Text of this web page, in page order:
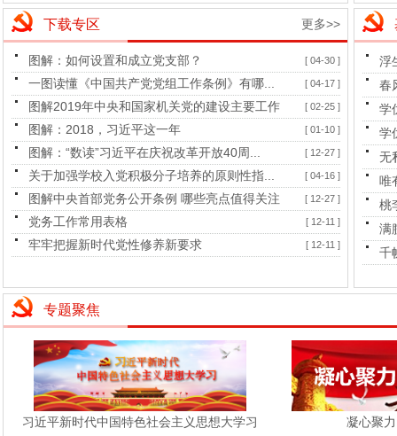
下载专区 更多>>
[ 04-30 ]
图解：如何设置和成立党支部？
[ 04-17 ]
一图读懂《中国共产党党组工作条例》有哪...
[ 02-25 ]
图解2019年中央和国家机关党的建设主要工作
[ 01-10 ]
图解：2018，习近平这一年
[ 12-27 ]
图解：“数读”习近平在庆祝改革开放40周...
[ 04-16 ]
关于加强学校入党积极分子培养的原则性指...
[ 12-27 ]
图解中央首部党务公开条例 哪些亮点值得关注
[ 12-11 ]
党务工作常用表格
[ 12-11 ]
牢牢把握新时代党性修养新要求
浮
春
学
学
无
唯
桃
满
千
专题聚焦
习近平新时代中国特色社会主义思想大学习 凝心聚